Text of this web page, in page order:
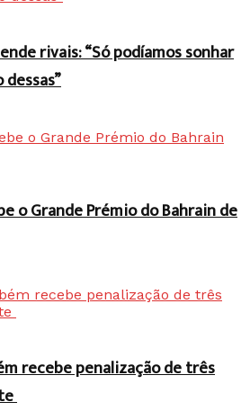
rivais: “Só podíamos sonhar
o Grande Prémio do Bahrain de
recebe penalização de três